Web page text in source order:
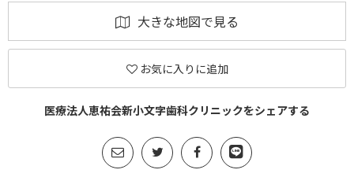
大きな地図で見る
お気に入りに追加
医療法人恵祐会新小文字歯科クリニックをシェアする